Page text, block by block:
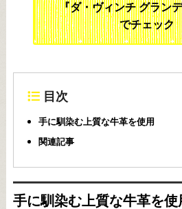
『ダ・ヴィンチ グラン
でチェック
目次
手に馴染む上質な牛革を使用
関連記事
手に馴染む上質な牛革を使